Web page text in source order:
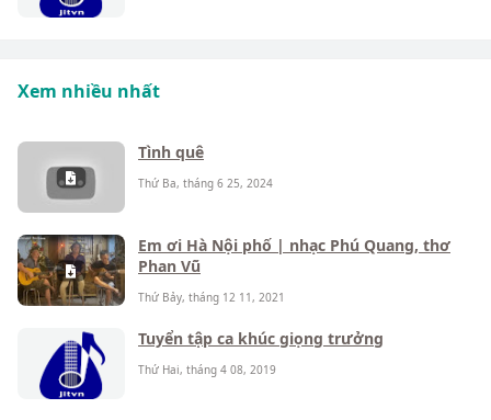
Xem nhiều nhất
Tình quê
Thứ Ba, tháng 6 25, 2024
Em ơi Hà Nội phố | nhạc Phú Quang, thơ
Phan Vũ
Thứ Bảy, tháng 12 11, 2021
Tuyển tập ca khúc giọng trưởng
Thứ Hai, tháng 4 08, 2019